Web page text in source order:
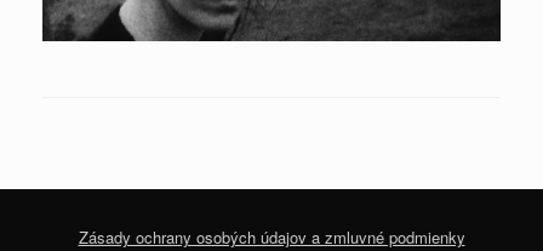
Zásady ochrany osobých údajov a zmluvné podmienky